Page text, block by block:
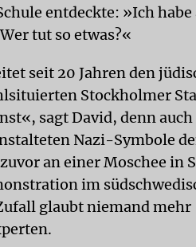
entdeckte: »Ich
tut so etwas?«
seit 20 Jahren den
Stockholmer
sagt David, denn
Nazi-Symbole
an einer Moschee in
im
glaubt niemand